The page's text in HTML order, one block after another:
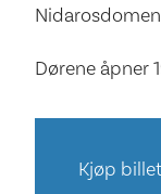
Dørene åpner
Kjøp